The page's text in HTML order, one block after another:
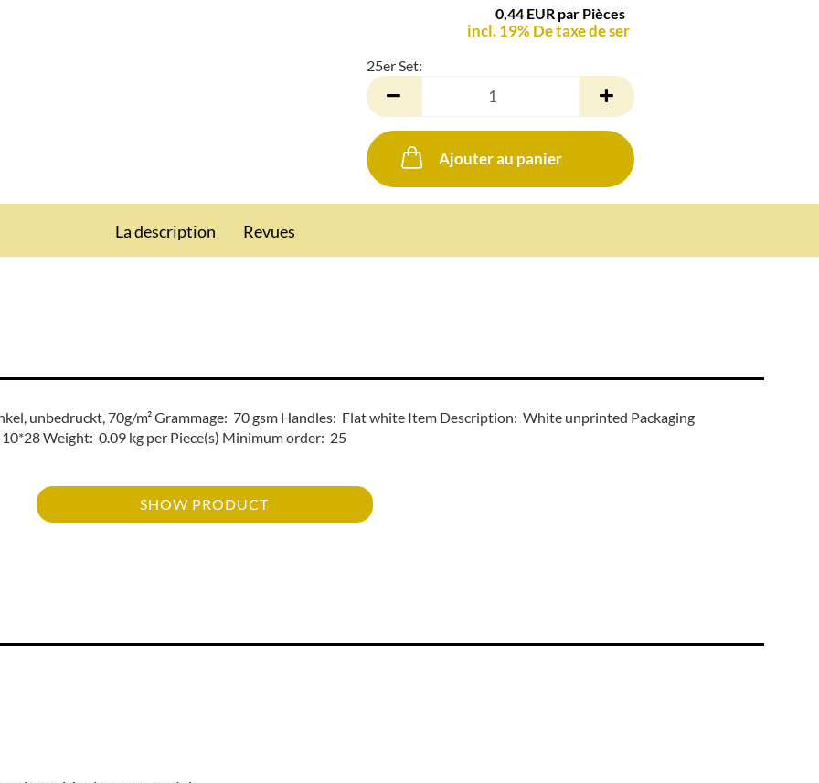
0,44 EUR par Pièces
incl. 19% De taxe de ser
25er Set:
25er
Set
Ajouter au panier
La description Revues
unbedruckt, 70g/m² Grammage: 70 gsm Handles: Flat white Item Description: White unprinted Packaging
Weight: 0.09 kg per Piece(s) Minimum order: 25
SHOW PRODUCT